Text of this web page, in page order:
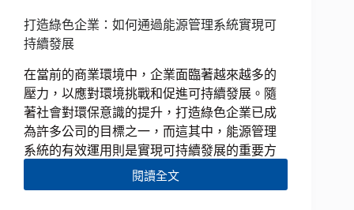
打造綠色企業：如何通過能源管理系統實現可
持續發展
在當前的商業環境中，企業面臨著越來越多的
壓力，以應對環境挑戰和促進可持續發展。隨
著社會對環保意識的提升，打造綠色企業已成
為許多公司的目標之一，而這其中，能源管理
系統的有效運用則是實現可持續發展的重要方
閱讀全文